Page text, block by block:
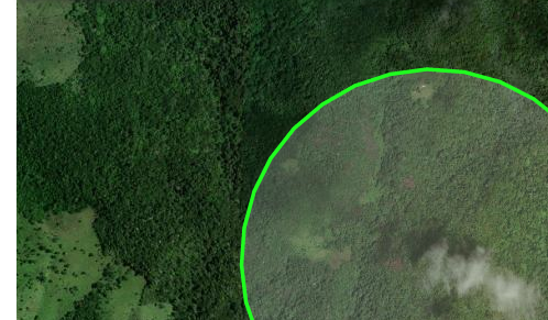
Estados
Municípios
Terras
indígenas
(FUNAI)
UC Federal
UC Estaduais
UC
Municipais
Hidrografia
1:1.000.000